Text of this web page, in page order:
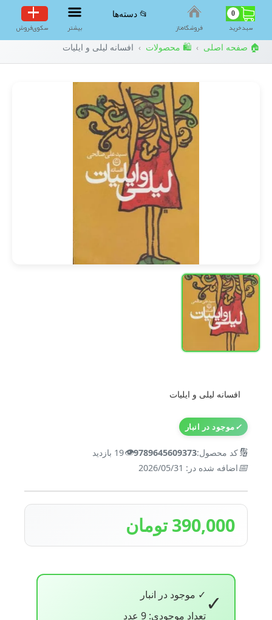
0
سبد‌خرید فروشگاه‌ناز
📂 دسته‌ها
بیشتر سکوی‌فروش
🏠 صفحه اصلی › 🛍️ محصولات › افسانه لیلی و ایلیات
افسانه لیلی و ایلیات
✓موجود در انبار
🔢کد محصول:9789645609373
👁️19 بازدید
📅اضافه شده در: 2026/05/31
390,000 تومان
✓ ✓ موجود در انبار
تعداد موجودی: 9 عدد